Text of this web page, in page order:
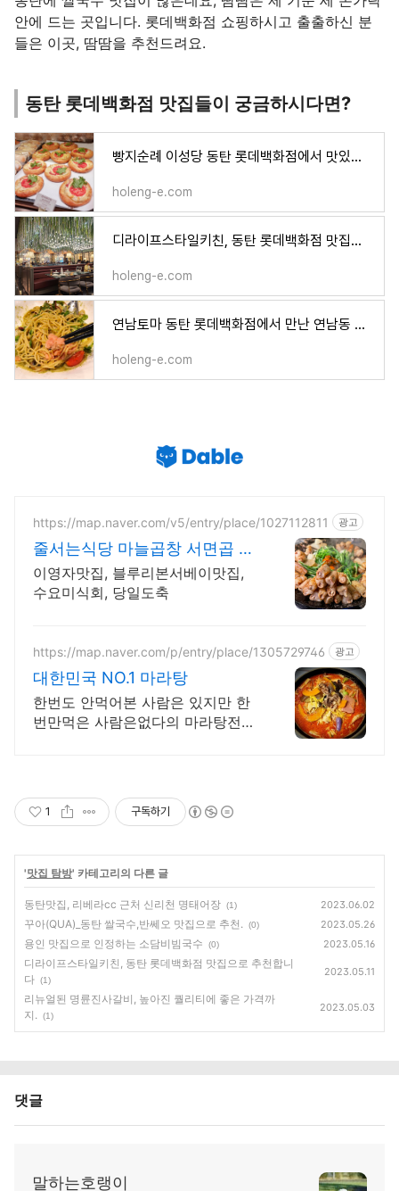
안에 드는 곳입니다. 롯데백화점 쇼핑하시고 출출하신 분
들은 이곳, 땀땀을 추천드려요.
동탄 롯데백화점 맛집들이 궁금하시다면?
빵지순례 이성당 동탄 롯데백화점에서 맛있게 먹어요!
holeng-e.com
디라이프스타일키친, 동탄 롯데백화점 맛집으로 추천합니다
holeng-e.com
연남토마 동탄 롯데백화점에서 만난 연남동 맛집
holeng-e.com
https://map.naver.com/v5/entry/place/1027112811 광고
줄서는식당 마늘곱창 서면곱 백
반기행, 줄서는 식당 맛집
이영자맛집, 블루리본서베이맛집,
수요미식회, 당일도축
https://map.naver.com/p/entry/place/1305729746 광고
대한민국 NO.1 마라탕
한번도 안먹어본 사람은 있지만 한
번만먹은 사람은없다의 마라탕전문
1 구독하기
'맛집 탐방' 카테고리의 다른 글
동탄맛집, 리베라cc 근처 신리천 명태어장 (1) 2023.06.02
꾸아(QUA)_동탄 쌀국수,반쎄오 맛집으로 추천. (0) 2023.05.26
용인 맛집으로 인정하는 소담비빔국수 (0) 2023.05.16
디라이프스타일키친, 동탄 롯데백화점 맛집으로 추천합니
다 (1)
2023.05.11
리뉴얼된 명륜진사갈비, 높아진 퀄리티에 좋은 가격까
지. (1)
2023.05.03
댓글
말하는호랭이